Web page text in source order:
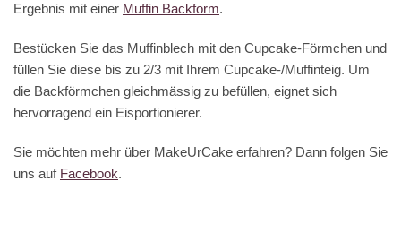
Ergebnis mit einer Muffin Backform.
Bestücken Sie das Muffinblech mit den Cupcake-Förmchen und
füllen Sie diese bis zu 2/3 mit Ihrem Cupcake-/Muffinteig. Um
die Backförmchen gleichmässig zu befüllen, eignet sich
hervorragend ein Eisportionierer.
Sie möchten mehr über MakeUrCake erfahren? Dann folgen Sie
uns auf Facebook.